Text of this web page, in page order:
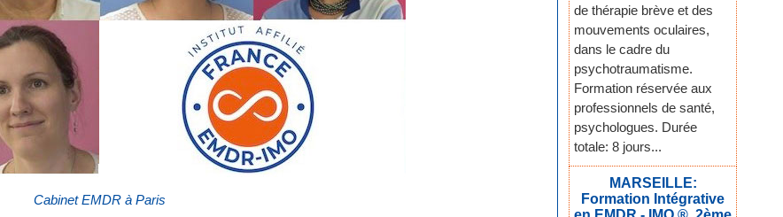
Cabinet EMDR à Paris
de thérapie brève et des
mouvements oculaires,
dans le cadre du
psychotraumatisme.
Formation réservée aux
professionnels de santé,
psychologues. Durée
totale: 8 jours...
MARSEILLE:
Formation Intégrative